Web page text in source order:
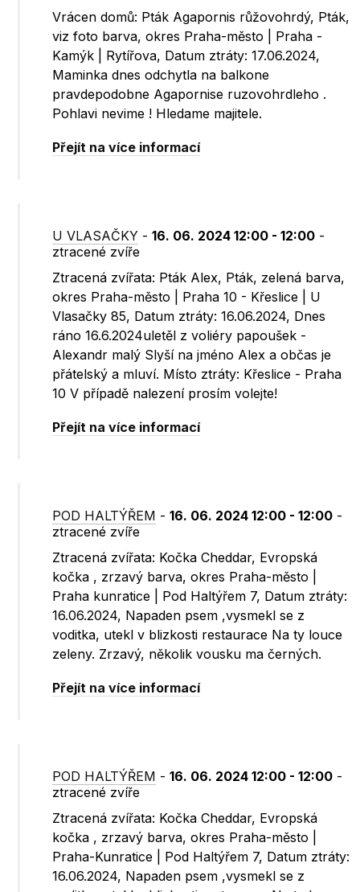
Vrácen domů: Pták Agapornis růžovohrdý, Pták,
viz foto barva, okres Praha-město | Praha -
Kamýk | Rytířova, Datum ztráty: 17.06.2024,
Maminka dnes odchytla na balkone
pravdepodobne Agapornise ruzovohrdleho .
Pohlavi nevime ! Hledame majitele.
Přejít na více informací
U VLASAČKY -16. 06. 2024 12:00 - 12:00 -
ztracené zvíře
Ztracená zvířata: Pták Alex, Pták, zelená barva,
okres Praha-město | Praha 10 - Křeslice | U
Vlasačky 85, Datum ztráty: 16.06.2024, Dnes
ráno 16.6.2024uletěl z voliéry papoušek -
Alexandr malý Slyší na jméno Alex a občas je
přátelský a mluví. Místo ztráty: Křeslice - Praha
10 V případě nalezení prosím volejte!
Přejít na více informací
POD HALTÝŘEM -16. 06. 2024 12:00 - 12:00 -
ztracené zvíře
Ztracená zvířata: Kočka Cheddar, Evropská
kočka , zrzavý barva, okres Praha-město |
Praha kunratice | Pod Haltýřem 7, Datum ztráty:
16.06.2024, Napaden psem ,vysmekl se z
voditka, utekl v blizkosti restaurace Na ty louce
zeleny. Zrzavý, několik vousku ma černých.
Přejít na více informací
POD HALTÝŘEM -16. 06. 2024 12:00 - 12:00 -
ztracené zvíře
Ztracená zvířata: Kočka Cheddar, Evropská
kočka , zrzavý barva, okres Praha-město |
Praha-Kunratice | Pod Haltýřem 7, Datum ztráty:
16.06.2024, Napaden psem ,vysmekl se z